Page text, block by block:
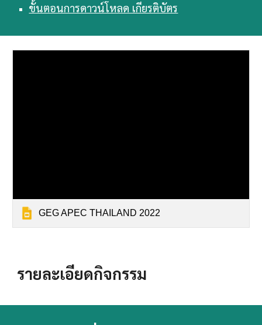
ขั้นตอนการดาวน์โหลด เกียรติบัตร
GEG APEC THAILAND 2022
รายละเอียดกิจกรรม